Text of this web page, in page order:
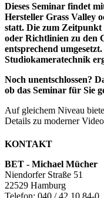
Dieses Seminar findet
Hersteller Grass Valley
statt. Die zum Zeitpunkt
oder Richtlinien zu den
entsprechend
Studiokameratechnik
Noch unentschlossen?
ob das Seminar für Sie
Auf gleichem Niveau
Details zu moderner
KONTAKT
BET - Michael Mücher
Niendorfer Straße 51
22529 Hamburg
Telefon: 040 / 42 10 84-0